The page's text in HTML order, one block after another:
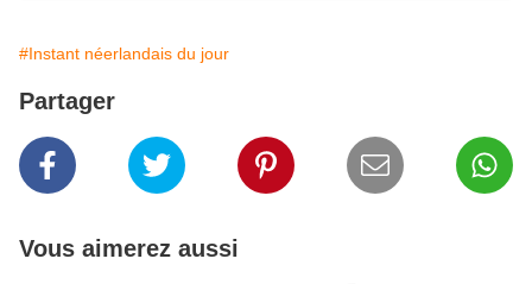
#Instant néerlandais du jour
Partager
Vous aimerez aussi